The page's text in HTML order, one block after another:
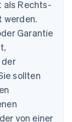
als Rechts-
werden.
Garantie
sollten
von einer